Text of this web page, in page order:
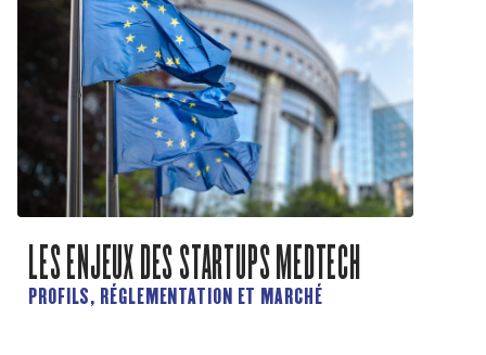
LES ENJEUX DES STARTUPS MEDTECH
PROFILS, RÉGLEMENTATION ET MARCHÉ